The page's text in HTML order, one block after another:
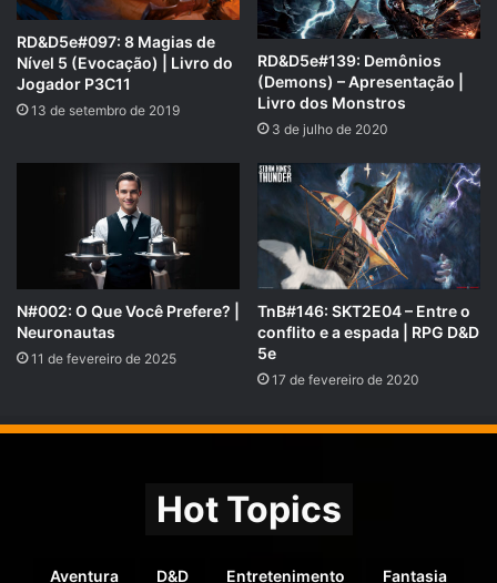
Doadores
COMPARTILHE!
Se você gostou desse Podcast de RPG, então não se
esqueça de compartilhar!
Nosso site é https://rpgnext.com.br
PADRIM:https://www.padrim.com.br/rpgnext
https://picpay.me/rpgnext
Facebook RpgNextPage,
RD&D5e#097: 8 Magias de
Nível 5 (Evocação) | Livro do
Jogador P3C11
13 de setembro de 2019
RD&D5e#139: Demônios
(Demons) – Apresentação |
Livro dos Monstros
3 de julho de 2020
N#002: O Que Você Prefere? |
Neuronautas
11 de fevereiro de 2025
TnB#146: SKT2E04 – Entre o
conflito e a espada | RPG D&D
5e
17 de fevereiro de 2020
Hot Topics
Aventura D&D Entretenimento Fantasia